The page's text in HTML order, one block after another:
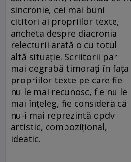
sincronie, cei mai buni
cititori ai propriilor texte,
ancheta despre diacronia
relecturii arată o cu totul
altă situaţie. Scriitorii par
mai degrabă timoraţi în faţa
propriilor texte pe care fie
nu le mai recunosc, fie nu le
mai înţeleg, fie consideră că
nu-i mai reprezintă dpdv
artistic, compoziţio­nal,
ideatic.